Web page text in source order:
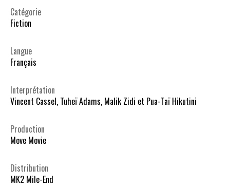
Catégorie
Fiction
Langue
Français
Interprétation
Vincent Cassel, Tuheï Adams, Malik Zidi et Pua-Taï Hikutini
Production
Move Movie
Distribution
MK2 Mile-End